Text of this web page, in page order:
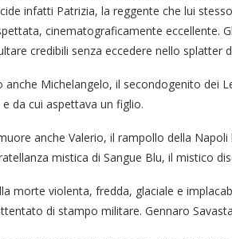
infatti Patrizia, la reggente che lui
cinematograficamente eccellente.
credibili senza eccedere nello splatter
anche Michelangelo, il secondogenito dei
da cui aspettava un figlio.
anche Valerio, il rampollo della
mistica di Sangue Blu, il mistico
morte violenta, fredda, glaciale e
di stampo militare. Gennaro